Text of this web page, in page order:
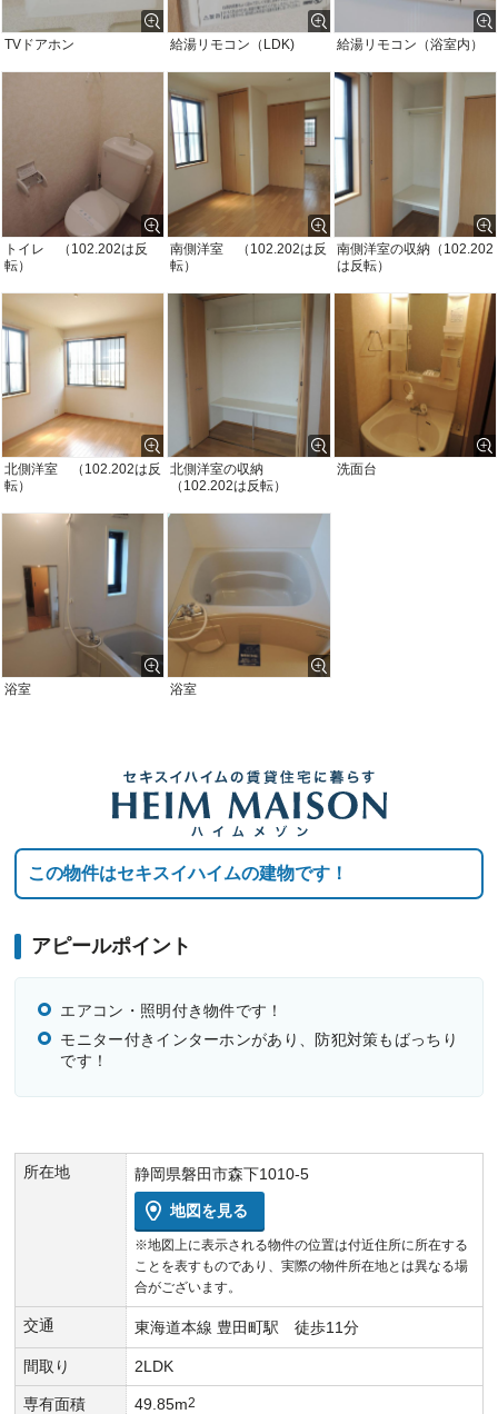
TVドアホン 給湯リモコン（LDK) 給湯リモコン（浴室内）
トイレ （102.202は反
転）
南側洋室 （102.202は反
転）
南側洋室の収納（102.202
は反転）
北側洋室 （102.202は反
転）
北側洋室の収納
（102.202は反転）
洗面台
浴室 浴室
この物件はセキスイハイムの建物です！
アピールポイント
エアコン・照明付き物件です！
モニター付きインターホンがあり、防犯対策もばっちり
です！
所在地 静岡県磐田市森下1010-5
地図を見る
※地図上に表示される物件の位置は付近住所に所在する
ことを表すものであり、実際の物件所在地とは異なる場
合がございます。
交通 東海道本線 豊田町駅 徒歩11分
間取り 2LDK
専有面積 49.85m2